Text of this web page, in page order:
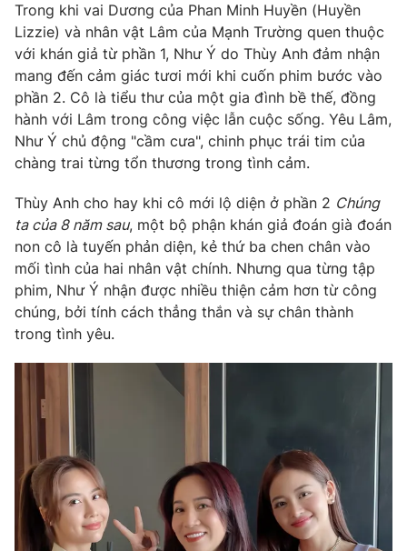
Phim VTV
Hậu trường
Nhân vật
Khán giả
Giải sao mai
Giải trí
Điện ảnh
Âm nhạc
Sao
Đời sống
Du lịch
Làm đẹp
Giáo dục
Tuyển sinh
Học trực tuyến
Hitech Công nghệ tương lai
Sản phẩm
Thị trường
Tư vấn
Giao lưu trực tuyến
Lịch phát sóng
Emagazine
Infographic
Video Shorts video
Trong khi vai Dương của Phan Minh Huyền (Huyền
Lizzie) và nhân vật Lâm của Mạnh Trường quen thuộc
với khán giả từ phần 1, Như Ý do Thùy Anh đảm nhận
mang đến cảm giác tươi mới khi cuốn phim bước vào
phần 2. Cô là tiểu thư của một gia đình bề thế, đồng
hành với Lâm trong công việc lẫn cuộc sống. Yêu Lâm,
Như Ý chủ động "cầm cưa", chinh phục trái tim của
chàng trai từng tổn thương trong tình cảm.
Thùy Anh cho hay khi cô mới lộ diện ở phần 2 Chúng
ta của 8 năm sau, một bộ phận khán giả đoán già đoán
non cô là tuyến phản diện, kẻ thứ ba chen chân vào
mối tình của hai nhân vật chính. Nhưng qua từng tập
phim, Như Ý nhận được nhiều thiện cảm hơn từ công
chúng, bởi tính cách thẳng thắn và sự chân thành
trong tình yêu.